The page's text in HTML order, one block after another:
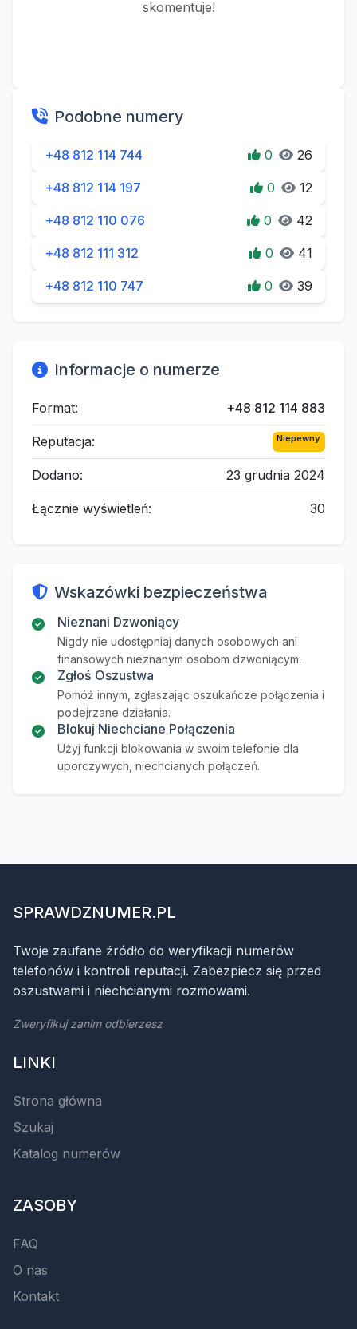
skomentuje!
Podobne numery
+48 812 114 744 0 26
+48 812 114 197 0 12
+48 812 110 076 0 42
+48 812 111 312 0 41
+48 812 110 747 0 39
Informacje o numerze
Format: +48 812 114 883
Reputacja: Niepewny
Dodano: 23 grudnia 2024
Łącznie wyświetleń: 30
Wskazówki bezpieczeństwa
Nieznani Dzwoniący
Nigdy nie udostępniaj danych osobowych ani
finansowych nieznanym osobom dzwoniącym.
Zgłoś Oszustwa
Pomóż innym, zgłaszając oszukańcze połączenia i
podejrzane działania.
Blokuj Niechciane Połączenia
Użyj funkcji blokowania w swoim telefonie dla
uporczywych, niechcianych połączeń.
SPRAWDZNUMER.PL
Twoje zaufane źródło do weryfikacji numerów
telefonów i kontroli reputacji. Zabezpiecz się przed
oszustwami i niechcianymi rozmowami.
Zweryfikuj zanim odbierzesz
LINKI
Strona główna
Szukaj
Katalog numerów
ZASOBY
FAQ
O nas
Kontakt